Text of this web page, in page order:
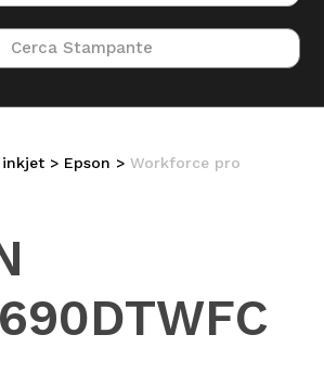
> Epson > Workforce pro